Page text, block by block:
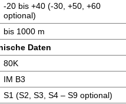
-20 bis +40 (-30, +50, +60
optional)
bis 1000 m
Daten
80K
IM B3
S1 (S2, S3, S4 – S9 optional)